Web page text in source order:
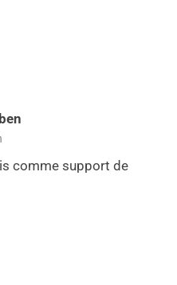
comme support de